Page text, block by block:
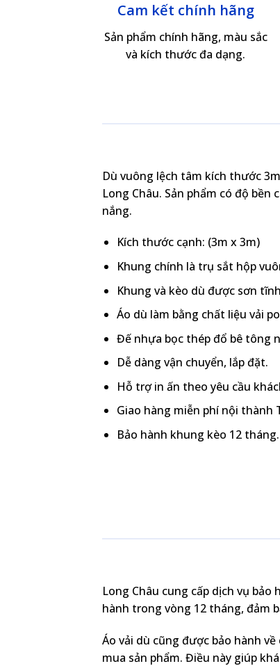
Cam kết chính hãng
Sản phẩm chính hãng, màu sắc
và kích thước đa dạng.
Dù vuông lệch tâm kích thước
Long Châu. Sản phẩm có độ
nắng.
Kích thước cạnh: (3m x 3m)
Khung chính là trụ sắt hộp
Khung và kèo dù được sơn
Áo dù làm bằng chất liệu vải
Đế nhựa bọc thép đổ bê tông
Dễ dàng vận chuyển, lắp đặt.
Hỗ trợ in ấn theo yêu cầu
Giao hàng miễn phí nội thành
Bảo hành khung kèo 12 tháng.
Long Châu cung cấp dịch vụ
hành trong vòng 12 tháng, đảm
Áo vải dù cũng được bảo hành
mua sản phẩm. Điều này giúp